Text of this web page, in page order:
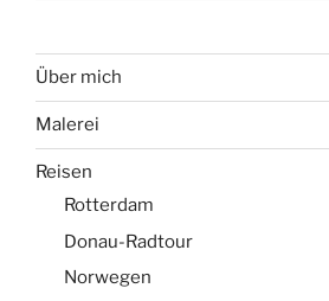
Über mich
Malerei
Reisen
Rotterdam
Donau-Radtour
Norwegen